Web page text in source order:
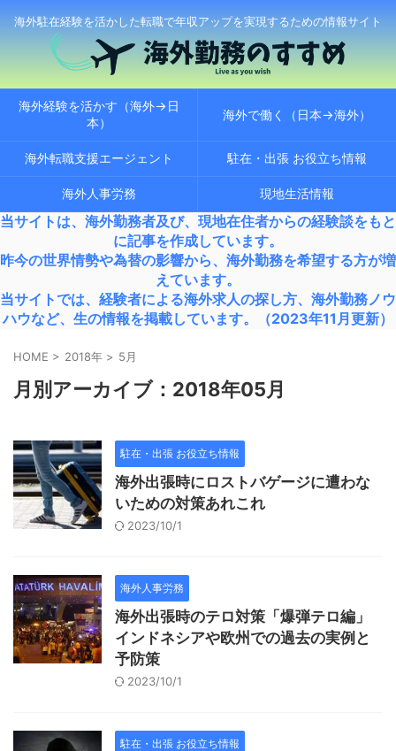
海外駐在経験を活かした転職で年収アップを実現するための情報サイト
海外経験を活かす（海外→日
本）
海外で働く（日本→海外）
海外転職支援エージェント 駐在・出張 お役立ち情報
海外人事労務 現地生活情報
当サイトは、海外勤務者及び、現地在住者からの経験談をもと
に記事を作成しています。
昨今の世界情勢や為替の影響から、海外勤務を希望する方が増
えています。
当サイトでは、経験者による海外求人の探し方、海外勤務ノウ
ハウなど、生の情報を掲載しています。（2023年11月更新）
HOME > 2018年 > 5月
月別アーカイブ：2018年05月
駐在・出張 お役立ち情報
海外出張時にロストバゲージに遭わな
いための対策あれこれ
2023/10/1
海外人事労務
海外出張時のテロ対策「爆弾テロ編」
インドネシアや欧州での過去の実例と
予防策
2023/10/1
駐在・出張 お役立ち情報